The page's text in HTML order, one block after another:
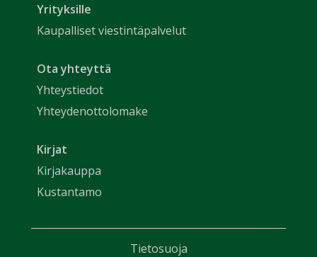
Yrityksille
Kaupalliset viestintäpalvelut
Ota yhteyttä
Yhteystiedot
Yhteydenottolomake
Kirjat
Kirjakauppa
Kustantamo
Tietosuoja